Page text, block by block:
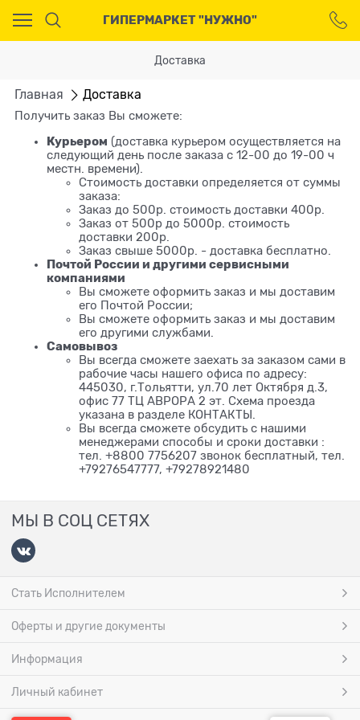
ГИПЕРМАРКЕТ "НУЖНО"
Доставка
Главная Доставка
Получить заказ Вы сможете:
Курьером (доставка курьером осуществляется на
следующий день после заказа с 12-00 до 19-00 ч
местн. времени).
Стоимость доставки определяется от суммы
заказа:
Заказ до 500р. стоимость доставки 400р.
Заказ от 500р до 5000р. стоимость
доставки 200р.
Заказ свыше 5000р. - доставка бесплатно.
Почтой России и другими сервисными
компаниями
Вы сможете оформить заказ и мы доставим
его Почтой России;
Вы сможете оформить заказ и мы доставим
его другими службами.
Самовывоз
Вы всегда сможете заехать за заказом сами в
рабочие часы нашего офиса по адресу:
445030, г.Тольятти, ул.70 лет Октября д.3,
офис 77 ТЦ АВРОРА 2 эт. Схема проезда
указана в разделе КОНТАКТЫ.
Вы всегда сможете обсудить с нашими
менеджерами способы и сроки доставки :
тел. +8800 7756207 звонок бесплатный, тел.
+79276547777, +79278921480
МЫ В СОЦ СЕТЯХ
Стать Исполнителем
Оферты и другие документы
Информация
Личный кабинет
Ваш город - Москва,
угадали?